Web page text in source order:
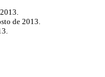
de 2013.